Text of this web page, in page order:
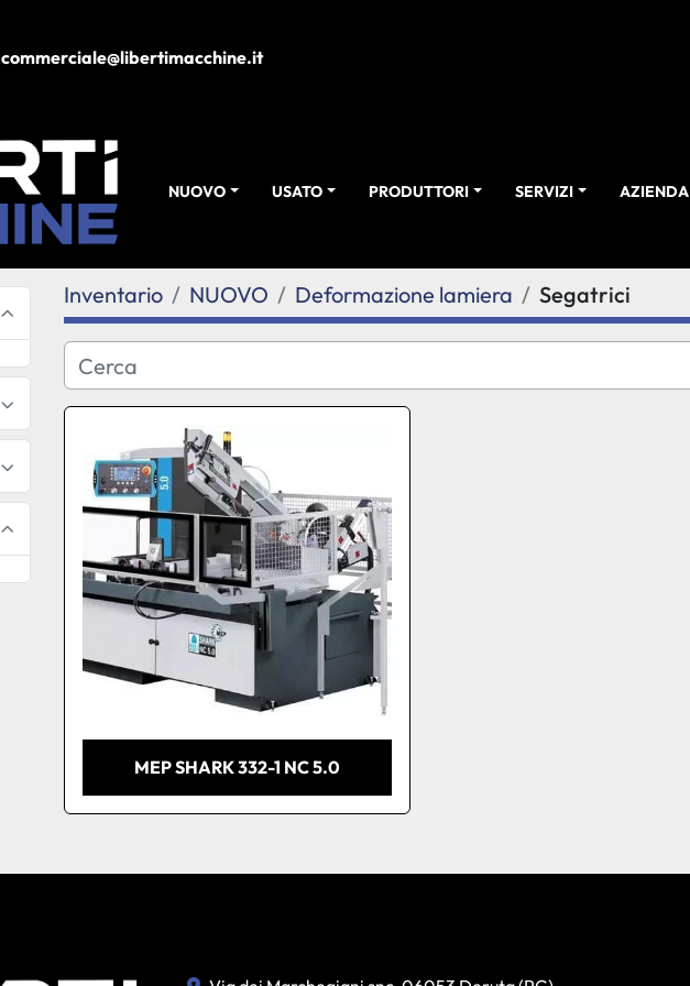
commerciale@libertimacchine.it
NUOVO USATO PRODUTTORI SERVIZI AZIENDA
Inventario NUOVO Deformazione lamiera Segatrici
MEP SHARK 332-1 NC 5.0